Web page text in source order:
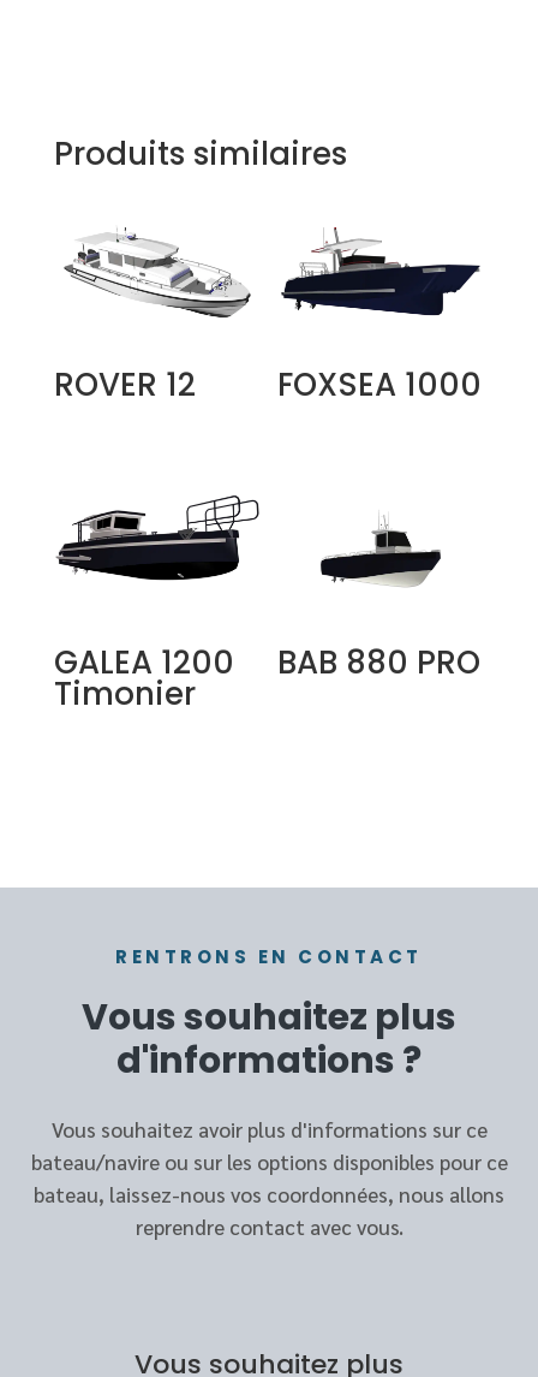
Produits similaires
ROVER 12 FOXSEA 1000
GALEA 1200
Timonier
BAB 880 PRO
RENTRONS EN CONTACT
Vous souhaitez plus
d'informations ?
Vous souhaitez avoir plus d'informations sur ce
bateau/navire ou sur les options disponibles pour ce
bateau, laissez-nous vos coordonnées, nous allons
reprendre contact avec vous.
Vous souhaitez plus